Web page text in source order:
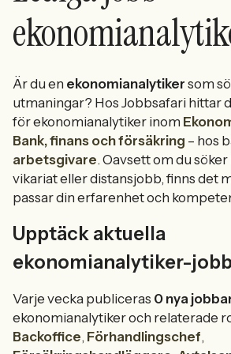
Är du en ekonomianalytiker som
utmaningar? Hos Jobbsafari hittar
för ekonomianalytiker inom
Bank, finans och försäkring – hos
arbetsgivare. Oavsett om du
vikariat eller distansjobb, finns det
passar din erfarenhet och
Upptäck aktuella
ekonomianalytiker-
Varje vecka publiceras 0 nya
ekonomianalytiker och relaterade
Backoffice, Förhandlingschef,